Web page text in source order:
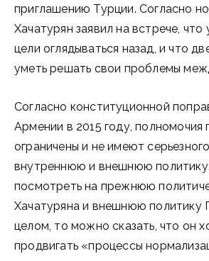
приглашению Турции. Согласно
Хачатурян заявил на встрече,
цели оглядываться назад, и что
уметь решать свои проблемы
Согласно конституционной
Армении в 2015 году, полномочия
ограничены и не имеют
внутреннюю и внешнюю
посмотреть на прежнюю
Хачатуряна и внешнюю политику
целом, то можно сказать, что он
продвигать «процессы